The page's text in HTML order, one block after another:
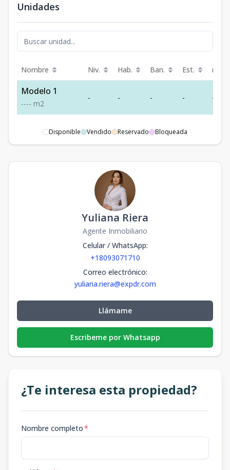
Unidades
Nombre Niv. Hab. Ban. Est. m²
Modelo 1
---- m2
- - - - -
Disponible Vendido Reservado Bloqueada
Yuliana Riera
Agente Inmobiliario
Celular / WhatsApp:
+18093071710
Correo electrónico:
yuliana.riera@expdr.com
Llámame
Escribeme por Whatsapp
¿Te interesa esta propiedad?
Nombre completo*